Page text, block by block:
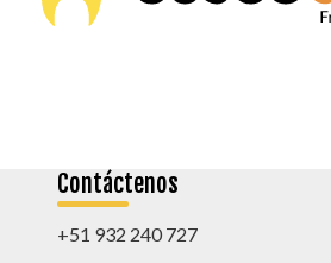
Contáctenos
+51 932 240 727